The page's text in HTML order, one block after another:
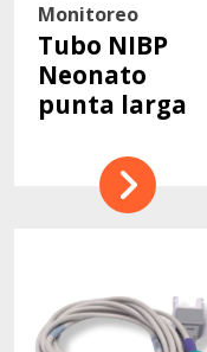
Monitoreo
Tubo NIBP
Neonato
punta larga